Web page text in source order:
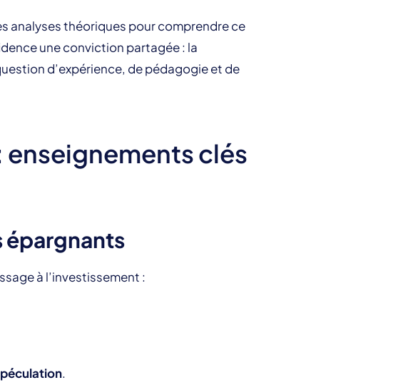
analyses théoriques pour comprendre ce
une conviction partagée : la
d’expérience, de pédagogie et de
enseignements clés
épargnants
à l’investissement :
.